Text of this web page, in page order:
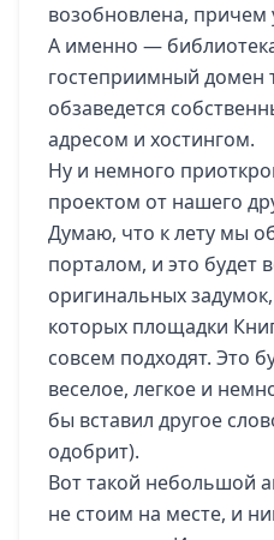
возобновлена,
А именно —
гостеприимный домен
обзаведется
адресом и хостингом.
Ну и немного
проектом от нашего
Думаю, что к лету мы
порталом, и это будет
оригинальных
которых площадки
совсем подходят. Это
веселое, легкое и
бы вставил другое
одобрит).
Вот такой небольшой
не стоим на месте, и